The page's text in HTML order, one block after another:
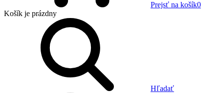
Prejsť na košík0
Košík je prázdny
Hľadať